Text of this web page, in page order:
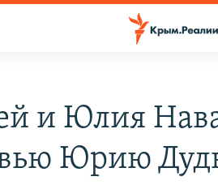
и Юлия
Юрию